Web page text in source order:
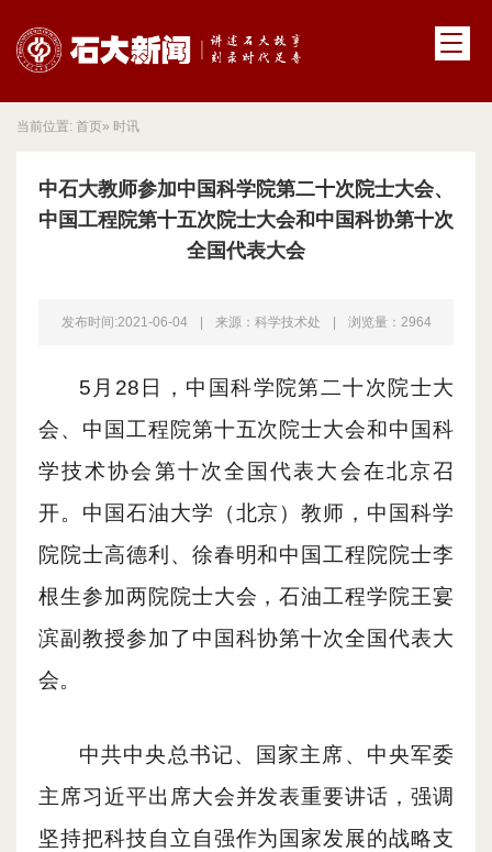
当前位置: 首页» 时讯
中石大教师参加中国科学院第二十次院士大会、
中国工程院第十五次院士大会和中国科协第十次
全国代表大会
发布时间:2021-06-04 来源：科学技术处 浏览量： 2964
5月28日，中国科学院第二十次院士大
会、中国工程院第十五次院士大会和中国科
学技术协会第十次全国代表大会在北京召
开。中国石油大学（北京）教师，中国科学
院院士高德利、徐春明和中国工程院院士李
根生参加两院院士大会，石油工程学院王宴
滨副教授参加了中国科协第十次全国代表大
会。
中共中央总书记、国家主席、中央军委
主席习近平出席大会并发表重要讲话，强调
坚持把科技自立自强作为国家发展的战略支